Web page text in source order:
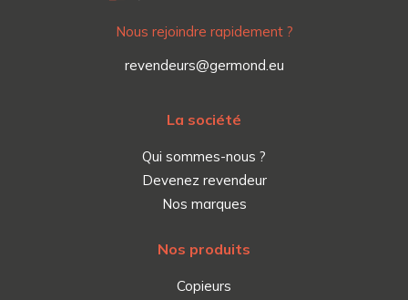
Nous rejoindre rapidement ?
revendeurs@germond.eu
La société
Qui sommes-nous ?
Devenez revendeur
Nos marques
Nos produits
Copieurs